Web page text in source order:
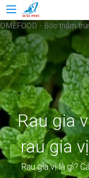
OMEFOOD - Bốc thăm
Rau gia
rau gia
Rau gia vị là gì?